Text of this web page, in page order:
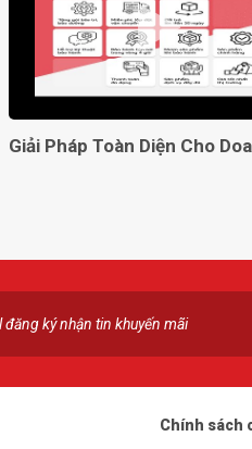
Chính sách